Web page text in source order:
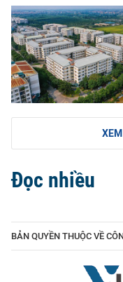
Đọc nhiều
BẢN QUYỀN THUỘC VỀ